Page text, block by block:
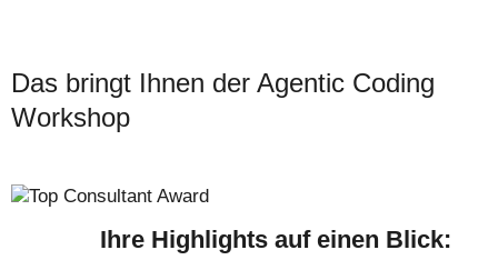
Das bringt Ihnen der Agentic Coding
Workshop
Ihre Highlights auf einen Blick: